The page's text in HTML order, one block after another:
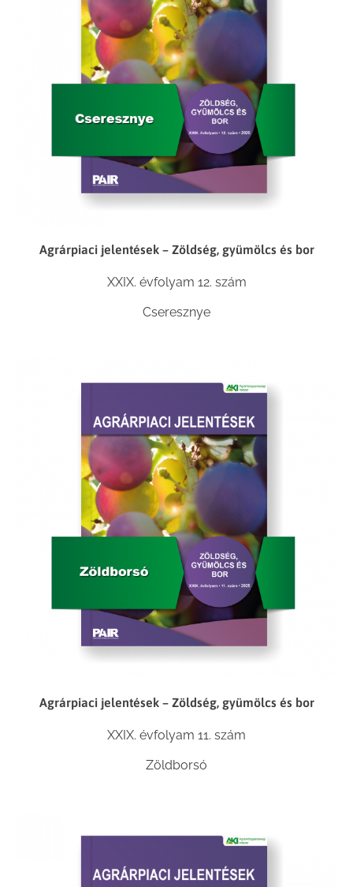
Agrárpiaci jelentések – Zöldség, gyümölcs és bor
XXIX. évfolyam 12. szám
Cseresznye
Agrárpiaci jelentések – Zöldség, gyümölcs és bor
XXIX. évfolyam 11. szám
Zöldborsó